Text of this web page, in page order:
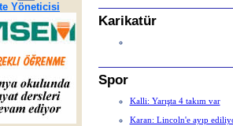
Yöneticisi
Karikatür
Spor
Kalli: Yarışta 4 takım var
Karan: Lincoln'e ayıp